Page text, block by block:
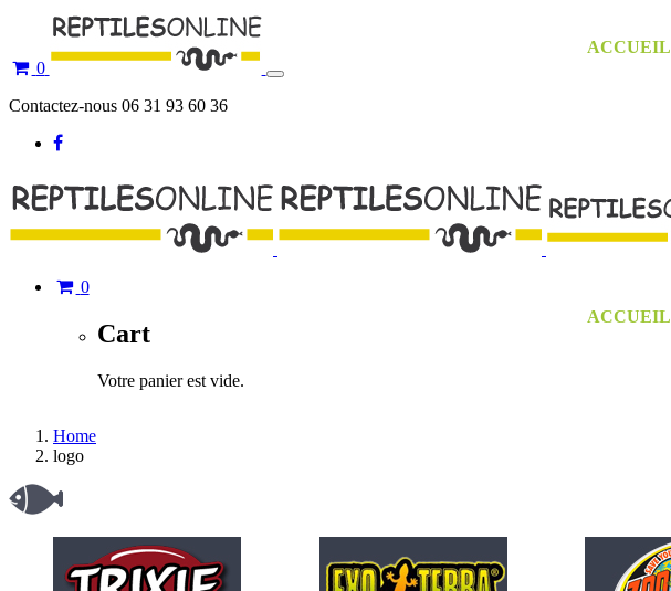
ACCUEIL
0
Toggle
Contactez-nous 06 31 93 60 36
ACCUEIL
0
Cart
Votre panier est vide.
Home
logo